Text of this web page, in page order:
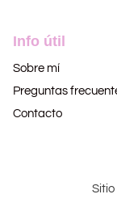
Info útil
Sobre mí
Preguntas
Contacto